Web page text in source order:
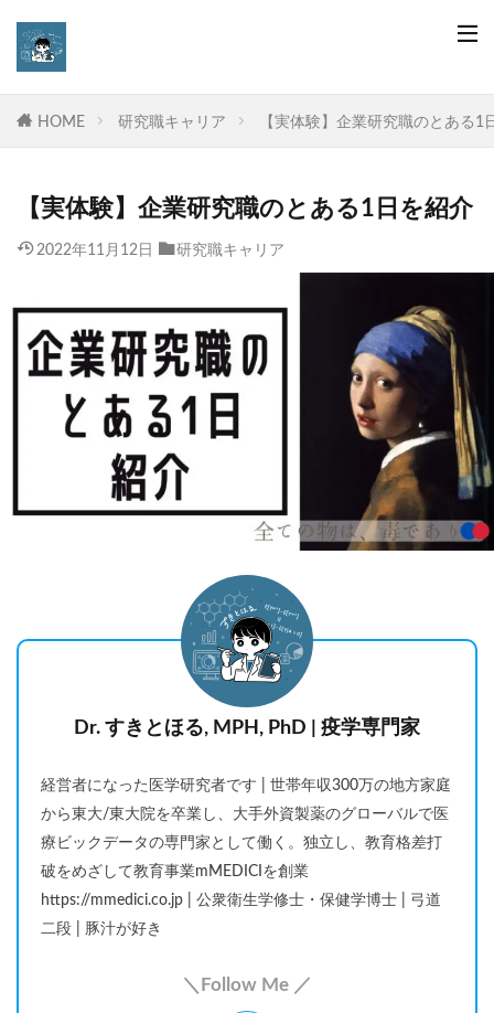
HOME 研究職キャリア 【実体験】企業研究職のとある1
【実体験】企業研究職のとある1日を紹介
2022年11月12日 研究職キャリア
Dr. すきとほる, MPH, PhD | 疫学専門家
経営者になった医学研究者です | 世帯年収300万の地方家庭
から東大/東大院を卒業し、大手外資製薬のグローバルで医
療ビックデータの専門家として働く。独立し、教育格差打
破をめざして教育事業mMEDICIを創業
https://mmedici.co.jp | 公衆衛生学修士・保健学博士 | 弓道
二段 | 豚汁が好き
＼Follow Me ／